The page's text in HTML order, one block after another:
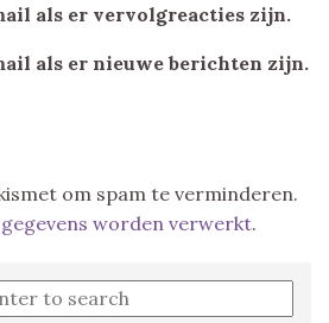
als er vervolgreacties zijn.
als er nieuwe berichten zijn.
om spam te verminderen.
worden verwerkt.